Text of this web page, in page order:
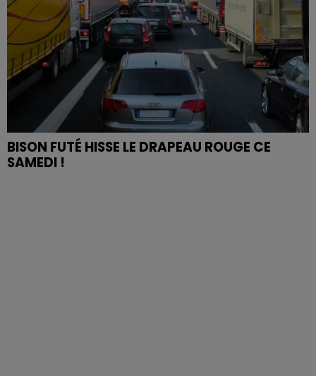
BISON FUTÉ HISSE LE DRAPEAU ROUGE CE
SAMEDI !